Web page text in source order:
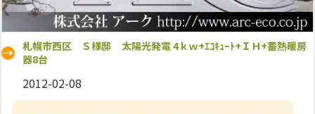
札幌市西区 Ｓ様邸 太陽光発電 4ｋｗ+ｴｺｷｭｰﾄ+ＩＨ+蓄熱暖房
器8台
2012-02-08